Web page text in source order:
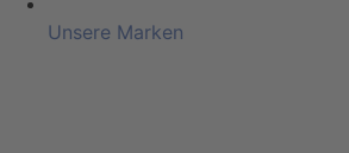
Unsere Marken